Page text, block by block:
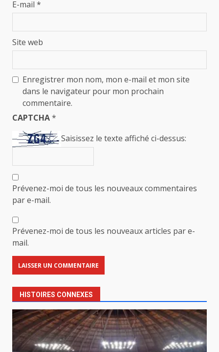
E-mail *
Site web
Enregistrer mon nom, mon e-mail et mon site
dans le navigateur pour mon prochain
commentaire.
CAPTCHA*
Saisissez le texte affiché ci-dessus:
Prévenez-moi de tous les nouveaux commentaires
par e-mail.
Prévenez-moi de tous les nouveaux articles par e-
mail.
HISTOIRES CONNEXES